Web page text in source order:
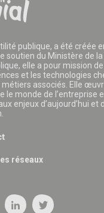
publique, a été créée
soutien du Ministère de la
elle a pour mission de
et les technologies
métiers associés. Elle
le monde de l’entreprise
enjeux d’aujourd’hui et
réseaux